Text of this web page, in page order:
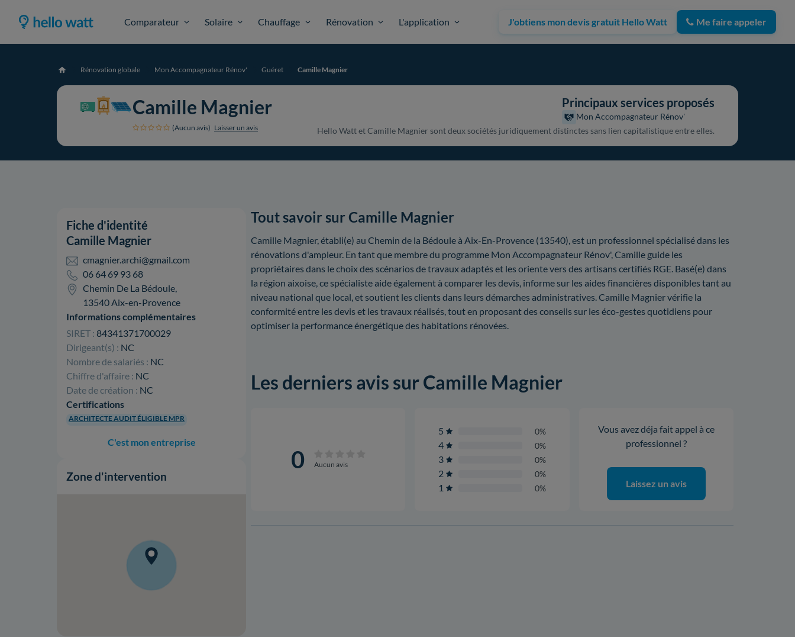
Comparateur Solaire Chauffage Rénovation L'application J'obtiens mon devis gratuit Hello Watt Me faire appeler
Accueil Rénovation globale Mon Accompagnateur Rénov' Guéret Camille Magnier
Camille Magnier
(Aucun avis) Laisser un avis
Principaux services proposés
Mon Accompagnateur Rénov'
Hello Watt et Camille Magnier sont deux sociétés juridiquement distinctes sans lien capitalistique entre elles.
Fiche d'identité
Camille Magnier
cmagnier.archi@gmail.com
06 64 69 93 68
Chemin De La Bédoule,
13540 Aix-en-Provence
Informations complémentaires
SIRET : 84341371700029
Dirigeant(s) : NC
Nombre de salariés : NC
Chiffre d'affaire : NC
Date de création : NC
Certifications
ARCHITECTE AUDIT ÉLIGIBLE MPR
C'est mon entreprise
Zone d'intervention
Tout savoir sur Camille Magnier
Camille Magnier, établi(e) au Chemin de la Bédoule à Aix-En-Provence (13540), est un professionnel spécialisé dans les
rénovations d'ampleur. En tant que membre du programme Mon Accompagnateur Rénov', Camille guide les
propriétaires dans le choix des scénarios de travaux adaptés et les oriente vers des artisans certifiés RGE. Basé(e) dans
la région aixoise, ce spécialiste aide également à comparer les devis, informe sur les aides financières disponibles tant au
niveau national que local, et soutient les clients dans leurs démarches administratives. Camille Magnier vérifie la
conformité entre les devis et les travaux réalisés, tout en proposant des conseils sur les éco-gestes quotidiens pour
optimiser la performance énergétique des habitations rénovées.
Les derniers avis sur Camille Magnier
0 Aucun avis
5 0%
4 0%
3 0%
2 0%
1 0%
Vous avez déja fait appel à ce
professionnel ?
Laissez un avis